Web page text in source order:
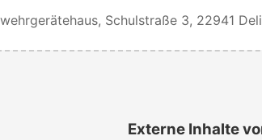
Schulstraße 3, 22941
Externe Inhalte